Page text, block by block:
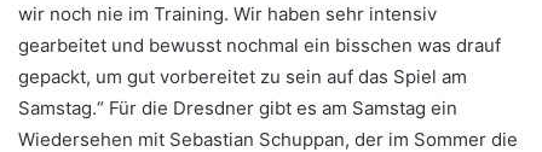
wir noch nie im Training. Wir haben sehr intensiv
gearbeitet und bewusst nochmal ein bisschen was drauf
gepackt, um gut vorbereitet zu sein auf das Spiel am
Samstag.“ Für die Dresdner gibt es am Samstag ein
Wiedersehen mit Sebastian Schuppan, der im Sommer die